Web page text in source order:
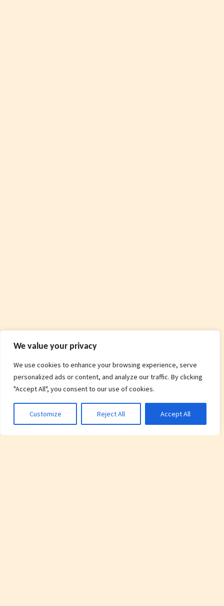
We value your privacy
We use cookies to enhance your browsing experience, serve
personalized ads or content, and analyze our traffic. By clicking
"Accept All", you consent to our use of cookies.
Customize Reject All Accept All